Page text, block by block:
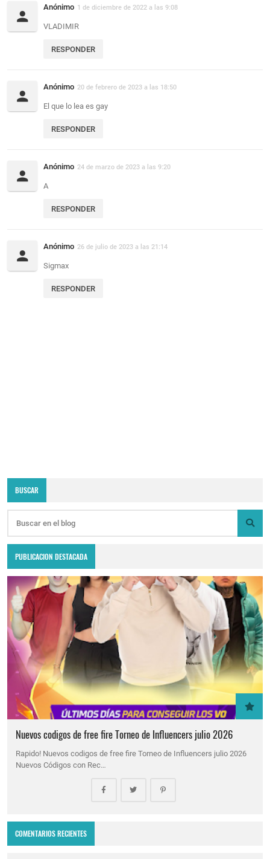
Anónimo 1 de diciembre de 2022 a las 9:08
VLADIMIR
RESPONDER
Anónimo 20 de febrero de 2023 a las 18:50
El que lo lea es gay
RESPONDER
Anónimo 24 de marzo de 2023 a las 9:20
A
RESPONDER
Anónimo 26 de julio de 2023 a las 21:14
Sigmax
RESPONDER
BUSCAR
PUBLICACION DESTACADA
Nuevos codigos de free fire Torneo de Influencers julio 2026
Rapido! Nuevos codigos de free fire Torneo de Influencers julio 2026
Nuevos Códigos con Rec…
COMENTARIOS RECIENTES